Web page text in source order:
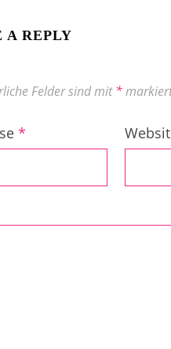
A REPLY
Felder sind mit*
*